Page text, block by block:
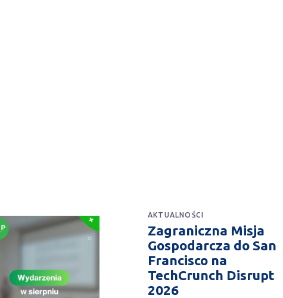
AKTUALNOŚCI
Zagraniczna Misja
Gospodarcza do San
Francisco na
TechCrunch Disrupt
2026